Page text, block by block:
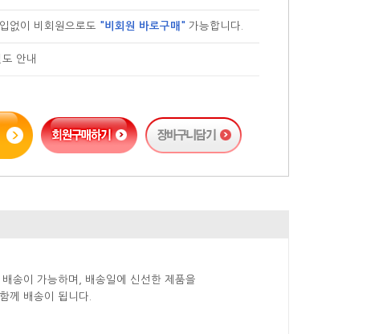
없이 비회원으로도 "비회원 바로구매" 가능합니다.
안내
송이 가능하며, 배송일에 신선한 제품을
께 배송이 됩니다.